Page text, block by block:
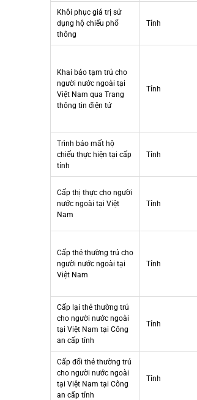
Khôi phục giá trị sử
dụng hộ chiếu phổ
thông
Tỉnh
Khai báo tạm trú cho
người nước ngoài tại
Việt Nam qua Trang
thông tin điện tử
Tỉnh
Trình báo mất hộ
chiếu thực hiện tại cấp
tỉnh
Tỉnh
Cấp thị thực cho người
nước ngoài tại Việt
Nam
Tỉnh
Cấp thẻ thường trú cho
người nước ngoài tại
Việt Nam
Tỉnh
Cấp lại thẻ thường trú
cho người nước ngoài
tại Việt Nam tại Công
an cấp tỉnh
Tỉnh
Cấp đổi thẻ thường trú
cho người nước ngoài
tại Việt Nam tại Công
an cấp tỉnh
Tỉnh